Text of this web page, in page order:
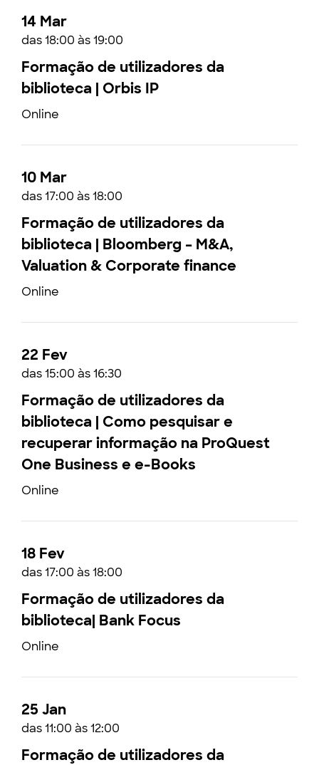
14 Mar
das 18:00 às 19:00
Formação de utilizadores da
biblioteca | Orbis IP
Online
10 Mar
das 17:00 às 18:00
Formação de utilizadores da
biblioteca | Bloomberg – M&A,
Valuation & Corporate finance
Online
22 Fev
das 15:00 às 16:30
Formação de utilizadores da
biblioteca | Como pesquisar e
recuperar informação na ProQuest
One Business e e-Books
Online
18 Fev
das 17:00 às 18:00
Formação de utilizadores da
biblioteca| Bank Focus
Online
25 Jan
das 11:00 às 12:00
Formação de utilizadores da